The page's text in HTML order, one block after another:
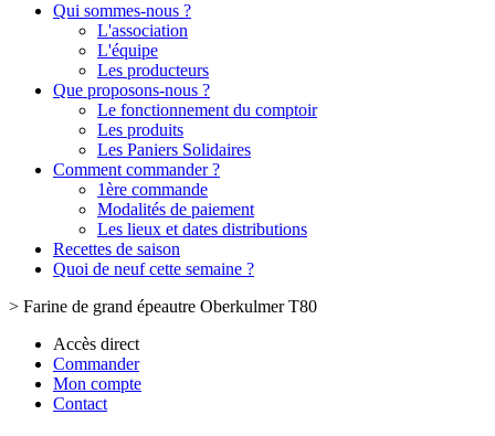
Qui sommes-nous ?
L'association
L'équipe
Les producteurs
Que proposons-nous ?
Le fonctionnement du comptoir
Les produits
Les Paniers Solidaires
Comment commander ?
1ère commande
Modalités de paiement
Les lieux et dates distributions
Recettes de saison
Quoi de neuf cette semaine ?
> Farine de grand épeautre Oberkulmer T80
Accès direct
Commander
Mon compte
Contact